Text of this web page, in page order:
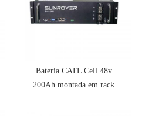
Bateria CATL Cell 48v
200Ah montada em rack